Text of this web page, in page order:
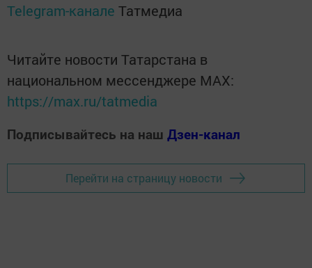
Telegram-канале Татмедиа
Читайте новости Татарстана в
национальном мессенджере MАХ:
https://max.ru/tatmedia
Подписывайтесь на наш Дзен-канал
Перейти на страницу новости